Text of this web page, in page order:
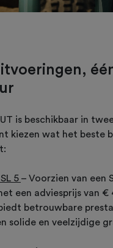
is beschikbaar in
kiezen wat het beste
5 – Voorzien van een
een adviesprijs van €
betrouwbare
solide en veelzijdige